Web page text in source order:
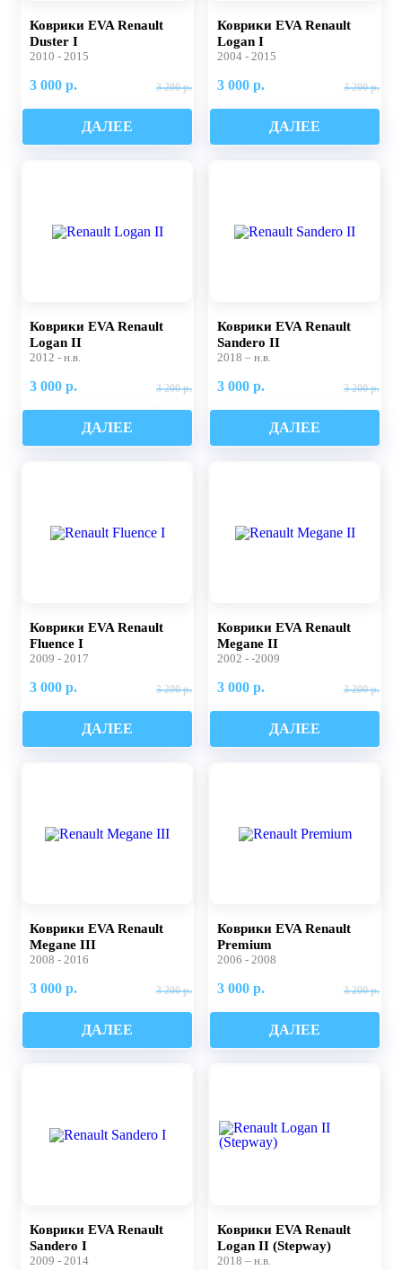
Коврики EVA Renault
Duster I
2010 - 2015
3 000 р. 3 200 р.
ДАЛЕЕ
Коврики EVA Renault
Logan I
2004 - 2015
3 000 р. 3 200 р.
ДАЛЕЕ
Коврики EVA Renault
Logan II
2012 - н.в.
3 000 р. 3 200 р.
ДАЛЕЕ
Коврики EVA Renault
Sandero II
2018 – н.в.
3 000 р. 3 200 р.
ДАЛЕЕ
Коврики EVA Renault
Fluence I
2009 - 2017
3 000 р. 3 200 р.
ДАЛЕЕ
Коврики EVA Renault
Megane II
2002 - -2009
3 000 р. 3 200 р.
ДАЛЕЕ
Коврики EVA Renault
Megane III
2008 - 2016
3 000 р. 3 200 р.
ДАЛЕЕ
Коврики EVA Renault
Premium
2006 - 2008
3 000 р. 3 200 р.
ДАЛЕЕ
Коврики EVA Renault
Sandero I
2009 - 2014
Коврики EVA Renault
Logan II (Stepway)
2018 – н.в.